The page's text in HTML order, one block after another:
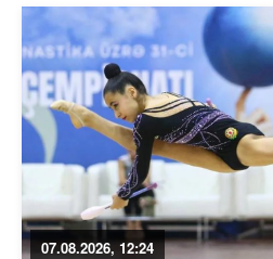
07.08.2026, 12:24